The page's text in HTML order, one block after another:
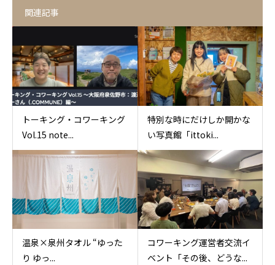
関連記事
トーキング・コワーキング
Vol.15 note...
特別な時にだけしか開かな
い写真館「ittoki...
温泉×泉州タオル “ゆった
り ゆっ...
コワーキング運営者交流イ
ベント「その後、どうな...